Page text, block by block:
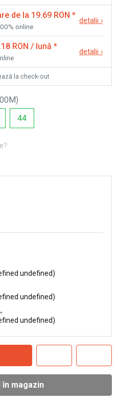
de la 19.69 RON *
online
detalii ›
RON / lună *
detalii ›
la check-out
)
44
undefined)
undefined)
undefined)
magazin